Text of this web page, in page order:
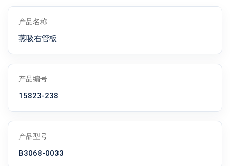
产品名称
蒸吸右管板
产品编号
15823-238
产品型号
B3068-0033